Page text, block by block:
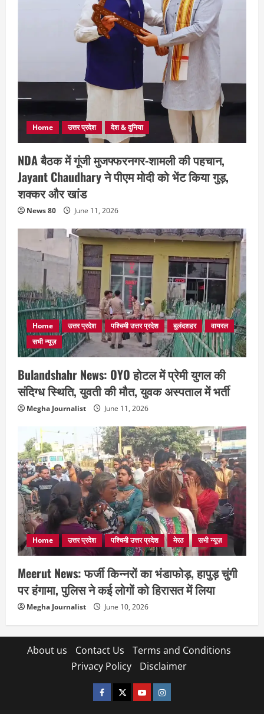
Home उत्तर प्रदेश देश & दुनिया
NDA बैठक में गूंजी मुजफ्फरनगर-शामली की पहचान,
Jayant Chaudhary ने पीएम मोदी को भेंट किया गुड़,
शक्कर और खांड
News 80 June 11, 2026
Home उत्तर प्रदेश पश्चिमी उत्तर प्रदेश बुलंदशहर
वायरल
सभी न्यूज़
Bulandshahr News: OYO होटल में प्रेमी युगल की
संदिग्ध स्थिति, युवती की मौत, युवक अस्पताल में भर्ती
Megha Journalist June 11, 2026
Home उत्तर प्रदेश पश्चिमी उत्तर प्रदेश मेरठ सभी न्यूज़
Meerut News: फर्जी किन्नरों का भंडाफोड़, हापुड़ चुंगी
पर हंगामा, पुलिस ने कई लोगों को हिरासत में लिया
Megha Journalist June 10, 2026
About us Contact Us
Terms and Conditions
Privacy Policy
Disclaimer
facebooktwitterYOUTUBE
instagram